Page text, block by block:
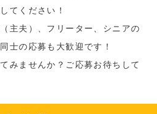
てください！
主夫）、フリーター、シニアの
士の応募も大歓迎です！
みませんか？ご応募お待ちして